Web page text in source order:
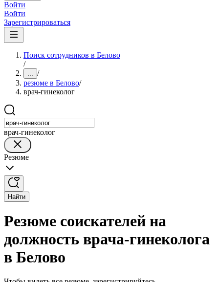
Войти
Войти
Зарегистрироваться
Поиск сотрудников в Белово
/
... /
резюме в Белово/
врач-гинеколог
врач-гинеколог
Резюме
Найти
Резюме соискателей на
должность врача-гинеколога
в Белово